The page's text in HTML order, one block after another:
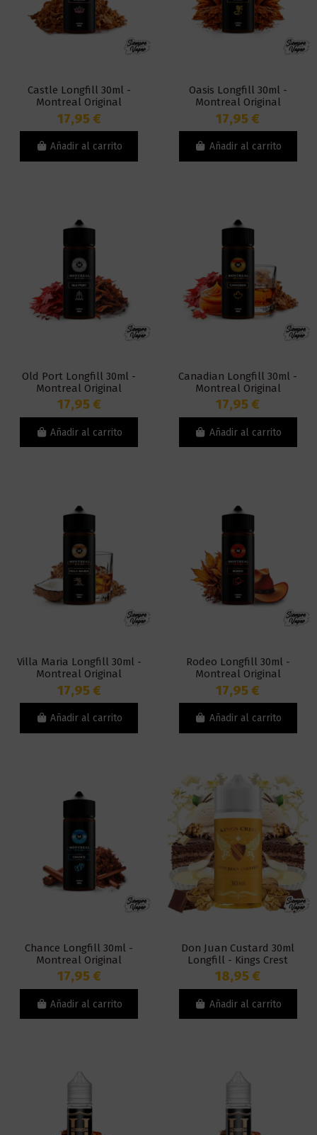
Castle Longfill 30ml -
Montreal Original
17,95 €
Añadir al carrito
Oasis Longfill 30ml -
Montreal Original
17,95 €
Añadir al carrito
Old Port Longfill 30ml -
Montreal Original
17,95 €
Añadir al carrito
Canadian Longfill 30ml -
Montreal Original
17,95 €
Añadir al carrito
Villa Maria Longfill 30ml -
Montreal Original
17,95 €
Añadir al carrito
Rodeo Longfill 30ml -
Montreal Original
17,95 €
Añadir al carrito
Chance Longfill 30ml -
Montreal Original
17,95 €
Añadir al carrito
Don Juan Custard 30ml
Longfill - Kings Crest
18,95 €
Añadir al carrito